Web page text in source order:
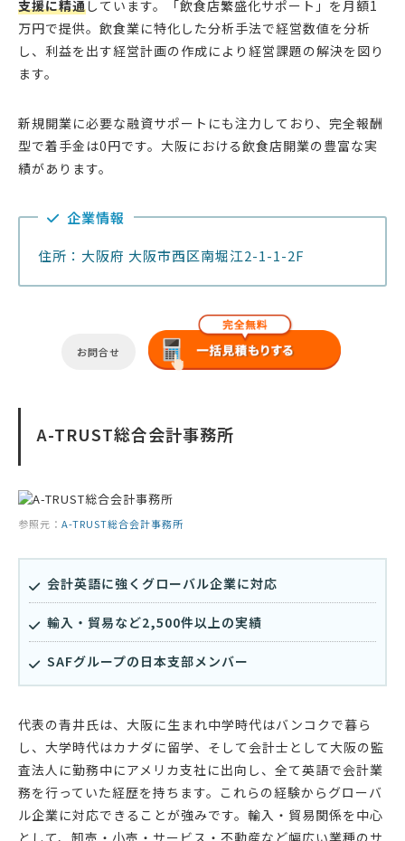
支援に精通しています。「飲食店繁盛化サポート」を月額1
万円で提供。飲食業に特化した分析手法で経営数値を分析
し、利益を出す経営計画の作成により経営課題の解決を図り
ます。
新規開業に必要な融資サポートにも注力しており、完全報酬
型で着手金は0円です。大阪における飲食店開業の豊富な実
績があります。
企業情報
住所：大阪府 大阪市西区南堀江2-1-1-2F
お問合せ
A-TRUST総合会計事務所
参照元： A-TRUST総合会計事務所
会計英語に強くグローバル企業に対応
輸入・貿易など2,500件以上の実績
SAFグループの日本支部メンバー
代表の青井氏は、大阪に生まれ中学時代はバンコクで暮ら
し、大学時代はカナダに留学、そして会計士として大阪の監
査法人に勤務中にアメリカ支社に出向し、全て英語で会計業
務を行っていた経歴を持ちます。これらの経験からグローバ
ル企業に対応できることが強みです。輸入・貿易関係を中心
として、卸売・小売・サービス・不動産など幅広い業種のサ